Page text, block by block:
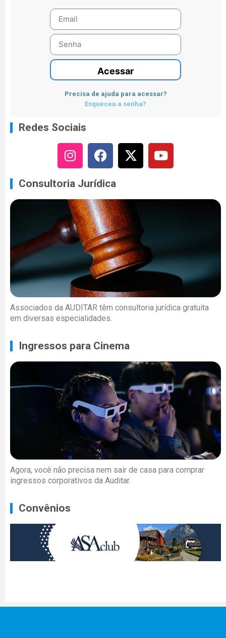
Acessar
Precisa de ajuda para acessar?
Esqueceu a senha?
Redes Sociais
Consultoria Jurídica
Associados da AUDITAR têm consultoria jurídica gratuita
em diversas especialidades.
Ingressos para Cinema
Agora, você não precisa nem sair de casa para comprar
ingressos corporativos da Auditar.
Convênios